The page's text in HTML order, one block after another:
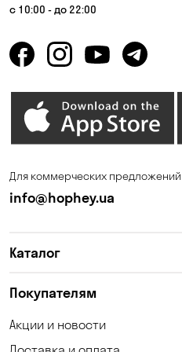
Горишние Плавни
Елизаветовка
Калиновка
Киев
Княжичи
с 10:00 - до 22:00
Для коммерческих предложений
info@hophey.ua
Каталог
Покупателям
Акции и новости